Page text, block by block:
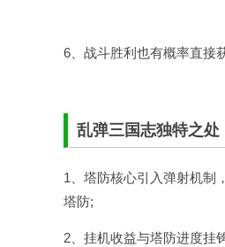
6、战斗胜利也有概率直接
乱弹三国志独特之处
1、塔防核心引入弹射机制
塔防;
2、挂机收益与塔防进度挂